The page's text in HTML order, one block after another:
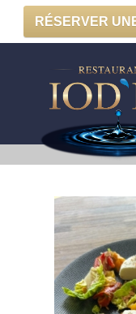
RÉSERVER